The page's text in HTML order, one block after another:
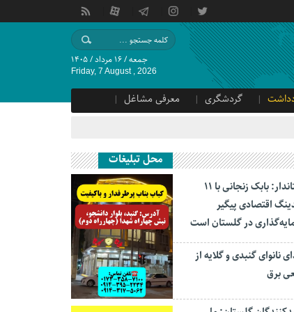
جمعه / ۱۶ مرداد / ۱۴۰۵
Friday, 7 August , 2026
گردشگری
معرفی مشاغل
استاندار: بابک زنجانی با ۱۱
اقتصادی پیگیر
در گلستان است
نانوای گنبدی و گلایه از
برق
محل تبلیغات